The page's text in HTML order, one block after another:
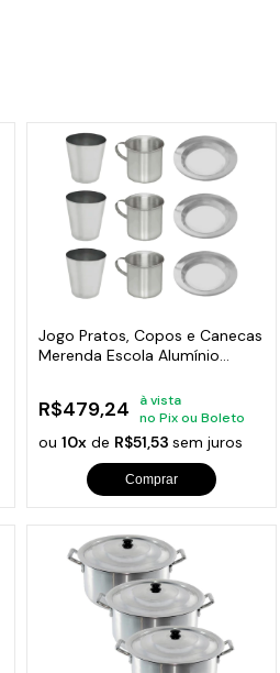
Jogo Pratos, Copos e Canecas
Merenda Escola Alumínio
R$479,24
à vista
no Pix ou Boleto
ou 10xde R$51,53 sem juros
Comprar